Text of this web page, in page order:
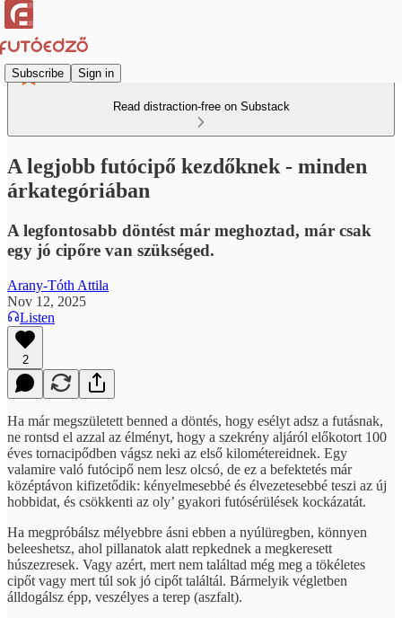
Subscribe Sign in
Read distraction-free on Substack
A legjobb futócipő kezdőknek - minden
árkategóriában
A legfontosabb döntést már meghoztad, már csak
egy jó cipőre van szükséged.
Arany-Tóth Attila
Nov 12, 2025
Listen
2
Ha már megszületett benned a döntés, hogy esélyt adsz a futásnak,
ne rontsd el azzal az élményt, hogy a szekrény aljáról előkotort 100
éves tornacipődben vágsz neki az első kilométereidnek. Egy
valamire való futócipő nem lesz olcsó, de ez a befektetés már
középtávon kifizetődik: kényelmesebbé és élvezetesebbé teszi az új
hobbidat, és csökkenti az oly’ gyakori futósérülések kockázatát.
Ha megpróbálsz mélyebbre ásni ebben a nyúlüregben, könnyen
beleeshetsz, ahol pillanatok alatt repkednek a megkeresett
húszezresek. Vagy azért, mert nem találtad még meg a tökéletes
cipőt vagy mert túl sok jó cipőt találtál. Bármelyik végletben
álldogálsz épp, veszélyes a terep (aszfalt).